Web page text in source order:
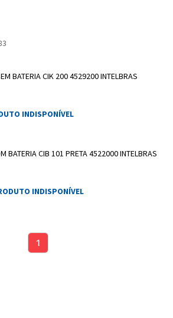
BATERIA CIK 200 4529200 INTELBRAS
INDISPONÍVEL
BATERIA CIB 101 PRETA 4522000 INTELBRAS
INDISPONÍVEL
1